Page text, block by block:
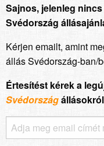
Sajnos, jelenleg
Svédország
Kérjen emailt, amint
állás Svédország-ban/
Értesítést kérek a
Svédországállásokról